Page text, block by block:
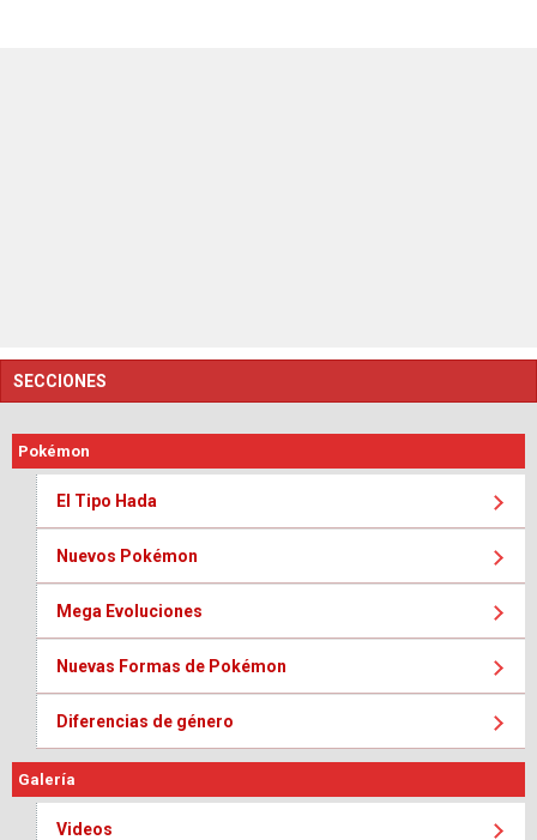
SECCIONES
Pokémon
El Tipo Hada
Nuevos Pokémon
Mega Evoluciones
Nuevas Formas de Pokémon
Diferencias de género
Galería
Videos